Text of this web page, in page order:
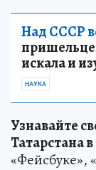
Над СССР
искала и
НАУКА
Узнавайте
Татарстана
«Фейсбуке»,